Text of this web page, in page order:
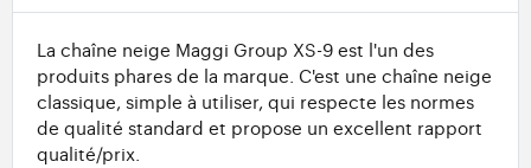
La chaîne neige Maggi Group XS-9 est l'un des
produits phares de la marque. C'est une chaîne neige
classique, simple à utiliser, qui respecte les normes
de qualité standard et propose un excellent rapport
qualité/prix.